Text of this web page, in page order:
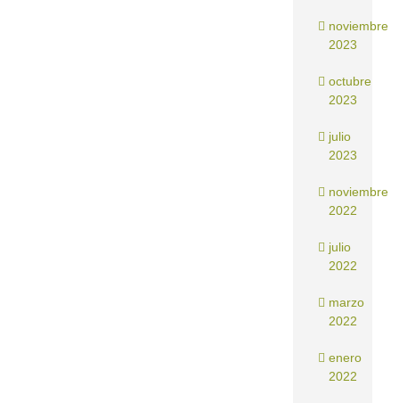
noviembre
2023
octubre
2023
julio
2023
noviembre
2022
julio
2022
marzo
2022
enero
2022